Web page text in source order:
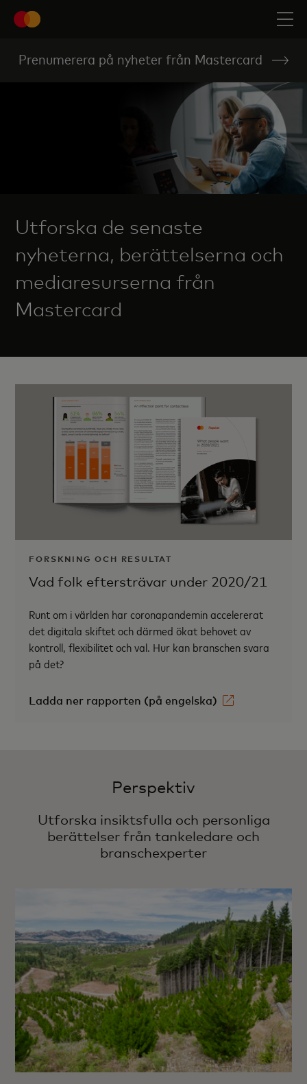
Prenumerera på nyheter från Mastercard
Utforska de senaste
nyheterna, berättelserna och
mediaresurserna från
Mastercard
FORSKNING OCH RESULTAT
Vad folk eftersträvar under 2020/21
Runt om i världen har coronapandemin accelererat
det digitala skiftet och därmed ökat behovet av
kontroll, flexibilitet och val. Hur kan branschen svara
på det?
Ladda ner rapporten (på engelska)
Perspektiv
Utforska insiktsfulla och personliga
berättelser från tankeledare och
branschexperter